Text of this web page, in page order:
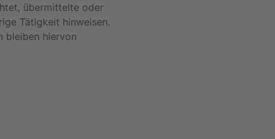
übermittelte oder
Tätigkeit hinweisen.
bleiben hiervon